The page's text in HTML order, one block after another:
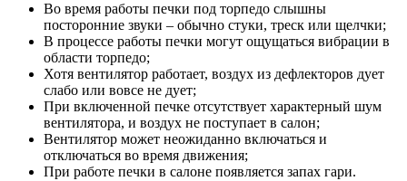
Во время работы печки под торпедо слышны
посторонние звуки – обычно стуки, треск или щелчки;
В процессе работы печки могут ощущаться вибрации в
области торпедо;
Хотя вентилятор работает, воздух из дефлекторов дует
слабо или вовсе не дует;
При включенной печке отсутствует характерный шум
вентилятора, и воздух не поступает в салон;
Вентилятор может неожиданно включаться и
отключаться во время движения;
При работе печки в салоне появляется запах гари.